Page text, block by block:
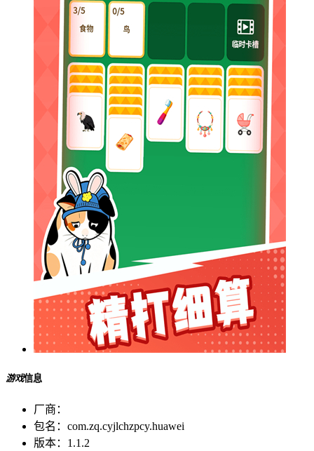
游戏信息
厂商：
包名： com.zq.cyjlchzpcy.huawei
版本： 1.1.2